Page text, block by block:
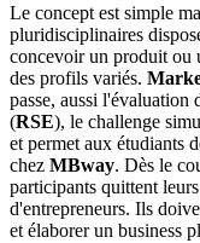
Le concept est simple
pluridisciplinaires
concevoir un produit ou
des profils variés.
passe, aussi l'évaluation
(RSE), le challenge
et permet aux étudiants
chez MBway. Dès le
participants quittent
d'entrepreneurs. Ils
et élaborer un business